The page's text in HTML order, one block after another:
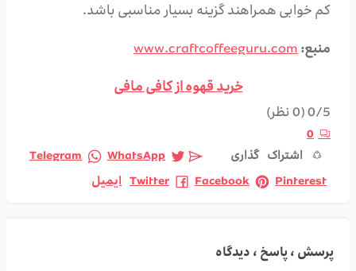
کم خوابی همراهند گزینه بسیار مناسبی باشد.
منبع:www.craftcoffeeguru.com
خرید قهوه از کافی مافی
0/5(0 نظر)
0
اشتراک گذاری
Telegram
WhatsApp
Twitter
Facebook Pinterest ایمیل
پرسش ، پاسخ ، دیدگاه